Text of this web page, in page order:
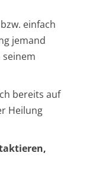
einfach
jemand
bereits auf
Heilung